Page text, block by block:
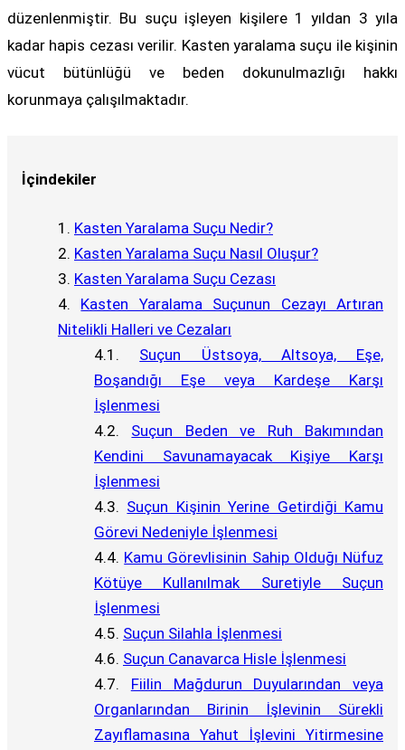
düzenlenmiştir. Bu suçu işleyen kişilere 1 yıldan 3 yıla
kadar hapis cezası verilir. Kasten yaralama suçu ile kişinin
vücut bütünlüğü ve beden dokunulmazlığı hakkı
korunmaya çalışılmaktadır.
İçindekiler
Kasten Yaralama Suçu Nedir?
Kasten Yaralama Suçu Nasıl Oluşur?
Kasten Yaralama Suçu Cezası
Kasten Yaralama Suçunun Cezayı Artıran
Nitelikli Halleri ve Cezaları
Suçun Üstsoya, Altsoya, Eşe,
Boşandığı Eşe veya Kardeşe Karşı
İşlenmesi
Suçun Beden ve Ruh Bakımından
Kendini Savunamayacak Kişiye Karşı
İşlenmesi
Suçun Kişinin Yerine Getirdiği Kamu
Görevi Nedeniyle İşlenmesi
Kamu Görevlisinin Sahip Olduğı Nüfuz
Kötüye Kullanılmak Suretiyle Suçun
İşlenmesi
Suçun Silahla İşlenmesi
Suçun Canavarca Hisle İşlenmesi
Fiilin Mağdurun Duyularından veya
Organlarından Birinin İşlevinin Sürekli
Zayıflamasına Yahut İşlevini Yitirmesine